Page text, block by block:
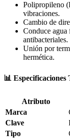
Polipropileno
vibraciones.
Cambio de
Conduce agua
antibacteriales.
Unión por
hermética.
📊 Especificaciones
Atributo
Marca
Clave
Tipo